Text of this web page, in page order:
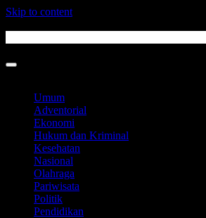
Skip to content
Umum
Adventorial
Ekonomi
Hukum dan Kriminal
Kesehatan
Nasional
Olahraga
Pariwisata
Politik
Pendidikan